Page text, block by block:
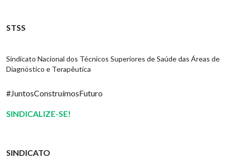
STSS
Sindicato Nacional dos Técnicos Superiores de Saúde das Áreas de
Diagnóstico e Terapêutica
#JuntosConstruímosFuturo
SINDICALIZE-SE!
SINDICATO